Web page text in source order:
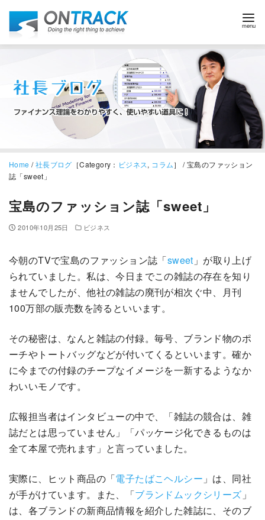
Home /社長ブログ ［Category： ビジネス, コラム］ / 宝島のファッション
誌「sweet」
宝島のファッション誌「sweet」
2010年10月25日 ビジネス
今朝のTVで宝島のファッション誌「sweet 」が取り上げ
られていました。私は、今日までこの雑誌の存在を知り
ませんでしたが、他社の雑誌の廃刊が相次ぐ中、月刊
100万部の販売数を誇るといいます。
その秘密は、なんと雑誌の付録。毎号、ブランド物のポ
ーチやトートバッグなどが付いてくるといいます。確か
に今までの付録のチープなイメージを一新するようなか
わいいモノです。
広報担当者はインタビューの中で、「雑誌の競合は、雑
誌だとは思っていません」「パッケージ化できるものは
全て本屋で売れます」と言っていました。
実際に、ヒット商品の「電子たばこヘルシー 」は、同社
が手がけています。また、「ブランドムックシリーズ 」
は、各ブランドの新商品情報を紹介した雑誌に、そのブ